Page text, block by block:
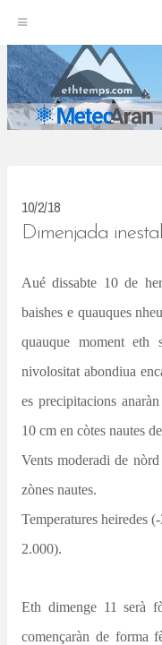
k
i
p
10/2/18
Dimenjada
Aué dissabte 10 de
baishes e quauques
quauque moment eth
nivolositat abondiua
es precipitacions
10 cm en còtes nautes
Vents moderadi de
zònes nautes.
Temperatures heiredes
2.000).
Eth dimenge 11 serà
començaràn de forma